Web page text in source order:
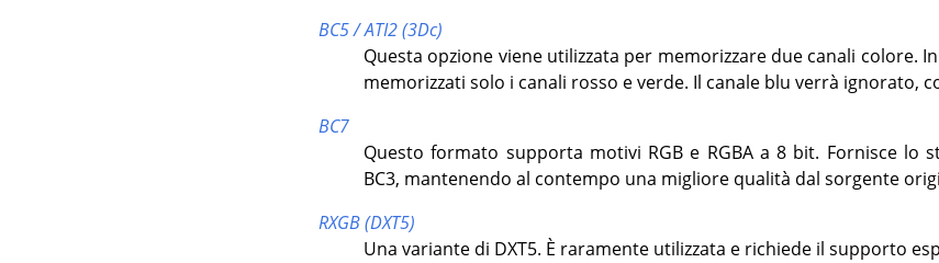
BC5 / ATI2 (3Dc)
Questa opzione viene utilizzata per memorizzare due canali colore.
memorizzati solo i canali rosso e verde. Il canale blu verrà ignorato,
BC7
Questo formato supporta motivi RGB e RGBA a 8 bit. Fornisce lo
BC3, mantenendo al contempo una migliore qualità dal sorgente
RXGB (DXT5)
Una variante di DXT5. È raramente utilizzata e richiede il supporto